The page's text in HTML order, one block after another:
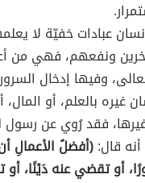
عبادات خفيّة لا
ونفعهم، فهي من
وفيها إدخال
غيره بالعلم، أو المال،
فقد رُوي عن رسول
قال:(أفضلُ الأعمالِ
أو تقضي عنه دَيْنًا، أو